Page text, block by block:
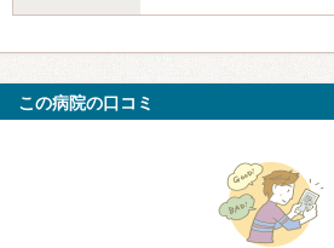
この病院の口コミ